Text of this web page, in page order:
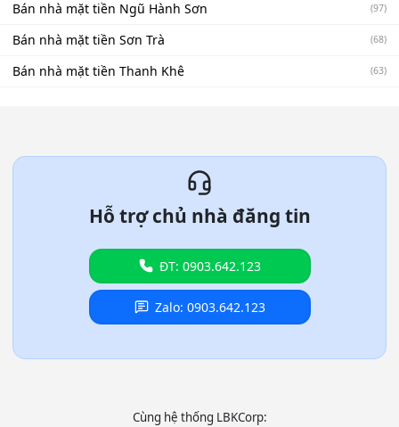
Bán nhà mặt tiền Ngũ Hành Sơn (97)
Bán nhà mặt tiền Sơn Trà (68)
Bán nhà mặt tiền Thanh Khê (63)
Hỗ trợ chủ nhà đăng tin
ĐT: 0903.642.123
Zalo: 0903.642.123
Cùng hệ thống LBKCorp: